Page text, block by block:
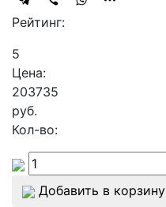
Рейтинг:
5
Цена:
203735
руб.
Кол-во:
Добавить в корзину